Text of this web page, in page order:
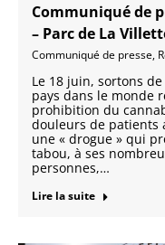
Communiqué de
– Parc de La
Communiqué de presse,
Le 18 juin, sortons
pays dans le monde
prohibition du
douleurs de patients
une « drogue » qui
tabou, à ses
personnes,…
Lire la suite